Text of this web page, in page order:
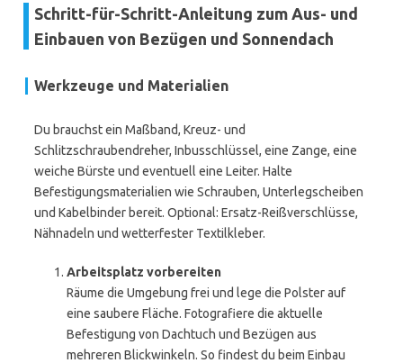
Schritt-für-Schritt-Anleitung zum Aus- und
Einbauen von Bezügen und Sonnendach
Werkzeuge und Materialien
Du brauchst ein Maßband, Kreuz- und
Schlitzschraubendreher, Inbusschlüssel, eine Zange, eine
weiche Bürste und eventuell eine Leiter. Halte
Befestigungsmaterialien wie Schrauben, Unterlegscheiben
und Kabelbinder bereit. Optional: Ersatz-Reißverschlüsse,
Nähnadeln und wetterfester Textilkleber.
Arbeitsplatz vorbereiten
Räume die Umgebung frei und lege die Polster auf
eine saubere Fläche. Fotografiere die aktuelle
Befestigung von Dachtuch und Bezügen aus
mehreren Blickwinkeln. So findest du beim Einbau